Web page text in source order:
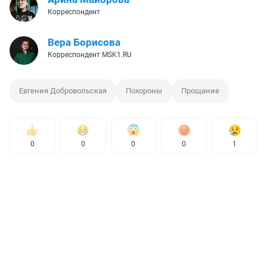
Корреспондент
Вера Борисова
Корреспондент MSK1.RU
Евгения Добровольская Похороны Прощание
0 0 0 0 1